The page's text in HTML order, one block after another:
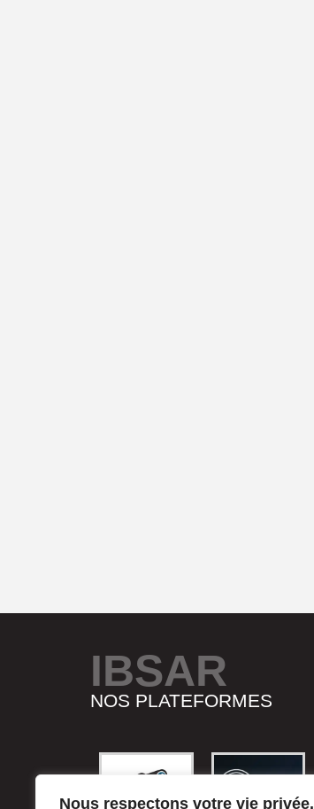
Nous respectons votre vie privée.
IBSAR
NOS PLATEFORMES